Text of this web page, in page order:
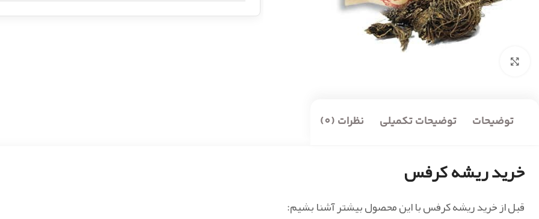
توضیحات توضیحات تکمیلی نظرات (0)
خرید ریشه کرفس
قبل از خرید ریشه کرفس با این محصول بیشتر آشنا بشیم: